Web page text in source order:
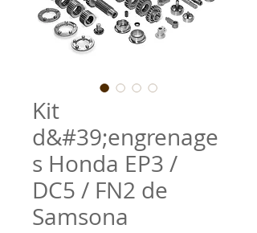
Kit
d&#39;engrenage
s Honda EP3 /
DC5 / FN2 de
Samsona